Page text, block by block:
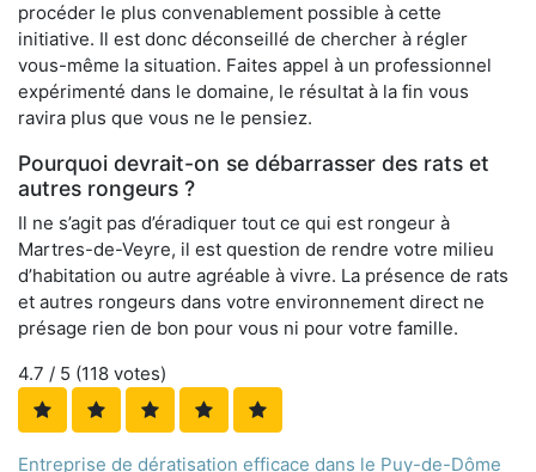
procéder le plus convenablement possible à cette
initiative. Il est donc déconseillé de chercher à régler
vous-même la situation. Faites appel à un professionnel
expérimenté dans le domaine, le résultat à la fin vous
ravira plus que vous ne le pensiez.
Pourquoi devrait-on se débarrasser des rats et
autres rongeurs ?
Il ne s’agit pas d’éradiquer tout ce qui est rongeur à
Martres-de-Veyre, il est question de rendre votre milieu
d’habitation ou autre agréable à vivre. La présence de rats
et autres rongeurs dans votre environnement direct ne
présage rien de bon pour vous ni pour votre famille.
4.7 / 5 (118 votes)
Entreprise de dératisation efficace dans le Puy-de-Dôme